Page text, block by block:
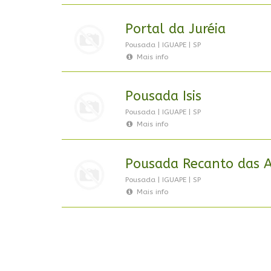
Portal da Juréia
Pousada | IGUAPE | SP
Mais info
Pousada Isis
Pousada | IGUAPE | SP
Mais info
Pousada Recanto das
Pousada | IGUAPE | SP
Mais info